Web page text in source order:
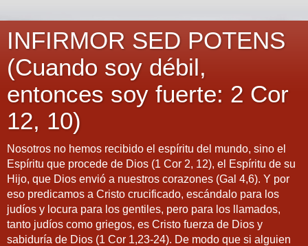
INFIRMOR SED POTENS
(Cuando soy débil,
entonces soy fuerte: 2 Cor
12, 10)
Nosotros no hemos recibido el espíritu del mundo, sino el
Espíritu que procede de Dios (1 Cor 2, 12), el Espíritu de su
Hijo, que Dios envió a nuestros corazones (Gal 4,6). Y por
eso predicamos a Cristo crucificado, escándalo para los
judíos y locura para los gentiles, pero para los llamados,
tanto judíos como griegos, es Cristo fuerza de Dios y
sabiduría de Dios (1 Cor 1,23-24). De modo que si alguien